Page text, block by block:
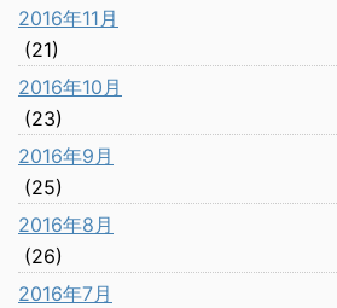
2016年11月
(21)
2016年10月
(23)
2016年9月
(25)
2016年8月
(26)
2016年7月